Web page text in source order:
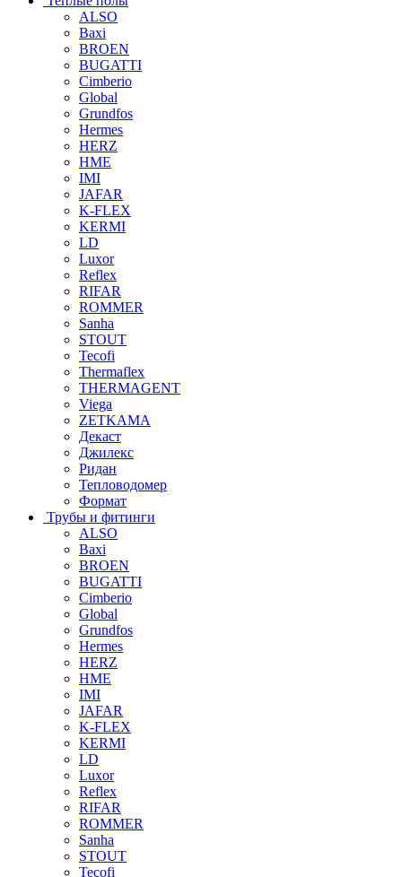
ALSO
Baxi
BROEN
BUGATTI
Cimberio
Global
Grundfos
Hermes
HERZ
HME
IMI
JAFAR
K-FLEX
KERMI
LD
Luxor
Reflex
RIFAR
ROMMER
Sanha
STOUT
Tecofi
Thermaflex
THERMAGENT
Viega
ZETKAMA
Декаст
Джилекс
Ридан
Тепловодомер
Формат
Трубы и фитинги
ALSO
Baxi
BROEN
BUGATTI
Cimberio
Global
Grundfos
Hermes
HERZ
HME
IMI
JAFAR
K-FLEX
KERMI
LD
Luxor
Reflex
RIFAR
ROMMER
Sanha
STOUT
Tecofi